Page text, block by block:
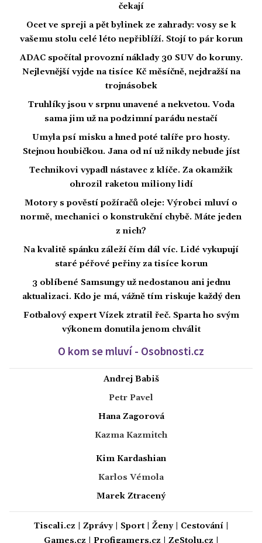
čekají
Ocet ve spreji a pět bylinek ze zahrady: vosy se k
vašemu stolu celé léto nepřiblíží. Stojí to pár korun
ADAC spočítal provozní náklady 30 SUV do koruny.
Nejlevnější vyjde na tisíce Kč měsíčně, nejdražší na
trojnásobek
Truhlíky jsou v srpnu unavené a nekvetou. Voda
sama jim už na podzimní parádu nestačí
Umyla psí misku a hned poté talíře pro hosty.
Stejnou houbičkou. Jana od ní už nikdy nebude jíst
Technikovi vypadl nástavec z klíče. Za okamžik
ohrozil raketou miliony lidí
Motory s pověstí požíračů oleje: Výrobci mluví o
normě, mechanici o konstrukční chybě. Máte jeden
z nich?
Na kvalitě spánku záleží čím dál víc. Lidé vykupují
staré péřové peřiny za tisíce korun
3 oblíbené Samsungy už nedostanou ani jednu
aktualizaci. Kdo je má, vážně tím riskuje každý den
Fotbalový expert Vízek ztratil řeč. Sparta ho svým
výkonem donutila jenom chválit
O kom se mluví - Osobnosti.cz
Andrej Babiš
Petr Pavel
Hana Zagorová
Kazma Kazmitch
Kim Kardashian
Karlos Vémola
Marek Ztracený
Tiscali.cz Zprávy| Sport| Ženy| Cestování|
Games.cz
Profigamers.cz ZeStolu.cz